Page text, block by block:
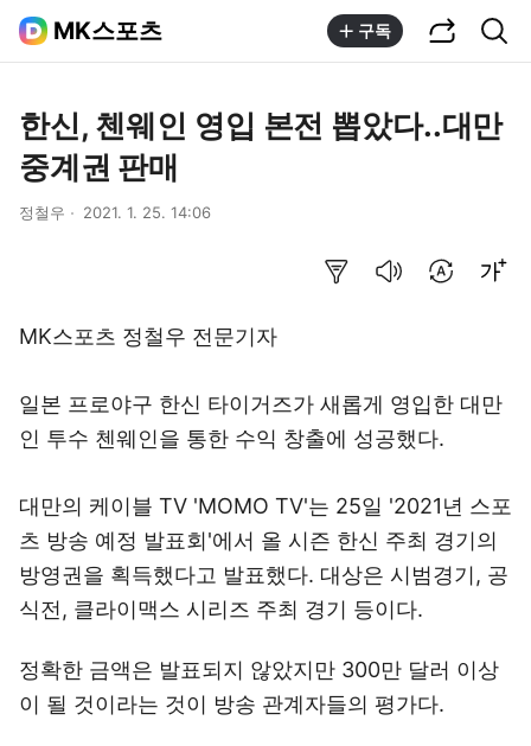
MK스포츠 구독
한신, 첸웨인 영입 본전 뽑았다..대만
중계권 판매
정철우 2021. 1. 25. 14:06
MK스포츠 정철우 전문기자
일본 프로야구 한신 타이거즈가 새롭게 영입한 대만
인 투수 첸웨인을 통한 수익 창출에 성공했다.
대만의 케이블 TV 'MOMO TV'는 25일 '2021년 스포
츠 방송 예정 발표회'에서 올 시즌 한신 주최 경기의
방영권을 획득했다고 발표했다. 대상은 시범경기, 공
식전, 클라이맥스 시리즈 주최 경기 등이다.
정확한 금액은 발표되지 않았지만 300만 달러 이상
이 될 것이라는 것이 방송 관계자들의 평가다.